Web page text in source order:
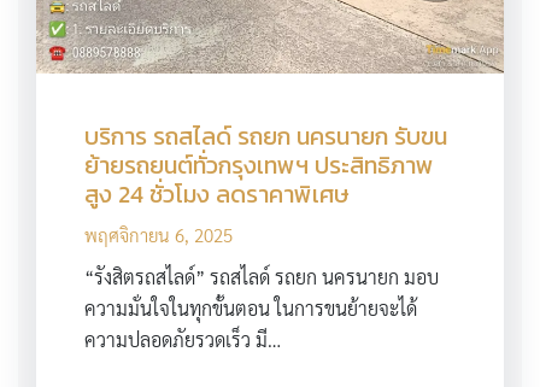
บริการ รถสไลด์ รถยก นครนายก รับขน
ย้ายรถยนต์ทั่วกรุงเทพฯ ประสิทธิภาพ
สูง 24 ชั่วโมง ลดราคาพิเศษ
พฤศจิกายน 6, 2025
“รังสิตรถสไลด์” รถสไลด์ รถยก นครนายก มอบ
ความมั่นใจในทุกขั้นตอน ในการขนย้ายจะได้
ความปลอดภัยรวดเร็ว มี…